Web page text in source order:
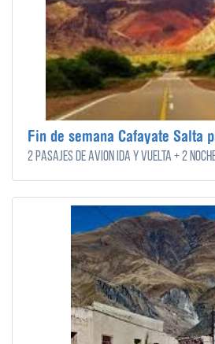
Fin de semana Cafayate Salta